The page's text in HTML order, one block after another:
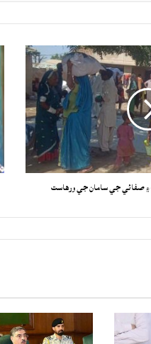
۽ صفائي جي سامان جي ورهاست